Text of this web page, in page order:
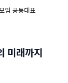
임 공동대표
미래까지